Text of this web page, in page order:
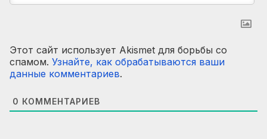
Этот сайт использует Akismet для борьбы со
спамом. Узнайте, как обрабатываются ваши
данные комментариев.
0 КОММЕНТАРИЕВ